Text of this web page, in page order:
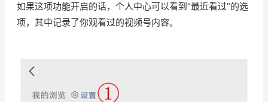
如果这项功能开启的话，个人中心可以看到“最近看过”的选
项，其中记录了你观看过的视频号内容。